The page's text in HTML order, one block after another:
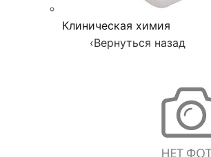
Клиническая химия
‹Вернуться назад